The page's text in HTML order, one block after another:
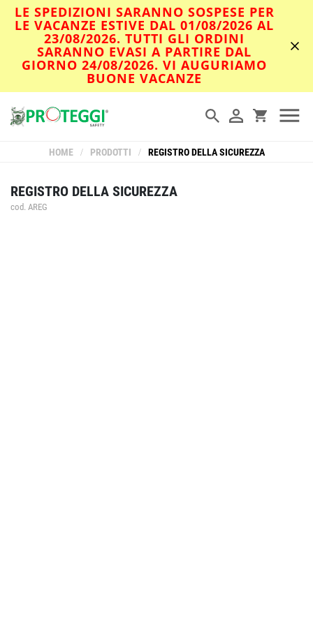
LE SPEDIZIONI SARANNO SOSPESE PER
LE VACANZE ESTIVE DAL 01/08/2026 AL
23/08/2026. TUTTI GLI ORDINI
SARANNO EVASI A PARTIRE DAL
GIORNO 24/08/2026. VI AUGURIAMO
BUONE VACANZE
HOME / PRODOTTI / REGISTRO DELLA SICUREZZA
REGISTRO DELLA SICUREZZA
cod. AREG